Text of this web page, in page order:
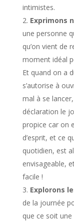
intimistes.
Exprimons
une personne
qu’on vient de
moment idéal
Et quand on a
s’autorise à
mal à se
déclaration le
propice car on
d’esprit, et ce
quotidien, est
envisageable,
facile !
Explorons
de la journée
que ce soit